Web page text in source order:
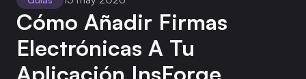
Precios
Cómo Añadir Firmas
Electrónicas A Tu
Aplicación InsForge